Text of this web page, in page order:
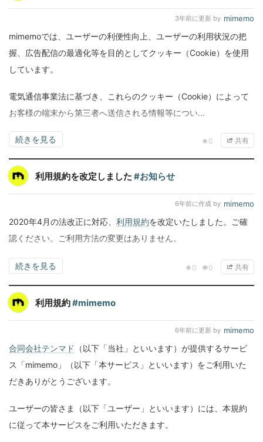
3年前に更新 by mimemo
0 共有
mimemoでは、ユーザーの利便性向上、ユーザーの利用状況の把
握、広告配信の最適化等を目的としてクッキー（Cookie）を使用
しています。
電気通信事業法に基づき、これらのクッキー（Cookie）によって
お客様の端末から第三者へ送信される情報等につい...
続きを見る
利用規約を改定しました #お知らせ
6年前に作成 by mimemo
0 0 共有
2020年4月の法改正に対応、 利用規約を改定いたしました。ご確
認ください。ご利用方法の変更はありません。
続きを見る
利用規約#mimemo
6年前に更新 by mimemo
合同会社テンマド
（以下「当社」といいます）が提供するサービ
ス「mimemo」（以下「本サービス」といいます）をご利用いた
だきありがとうございます。
ユーザーの皆さま（以下「ユーザー」といいます）には、本規約
に従って本サービスをご利用いただきます。